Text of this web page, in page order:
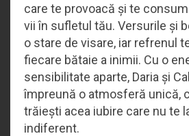
care te provoacă și te
vii în sufletul tău. Versurile și
o stare de visare, iar refrenul
fiecare bătaie a inimii. Cu o
sensibilitate aparte, Daria și
împreună o atmosferă unică,
trăiești acea iubire care nu te
indiferent.